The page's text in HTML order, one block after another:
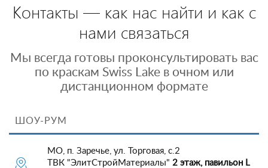
Контакты — как нас найти и как с
нами связаться
Мы всегда готовы проконсультировать вас
по краскам Swiss Lake в очном или
дистанционном формате
ШОУ-РУМ
МО, п. Заречье, ул. Торговая, с.2
ТВК "ЭлитСтройМатериалы" 2 этаж, павильон L